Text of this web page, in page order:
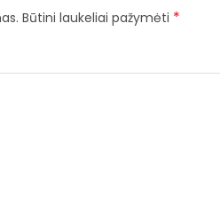
Būtini laukeliai pažymėti *